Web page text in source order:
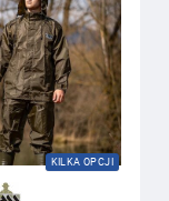
KILKA OPCJI